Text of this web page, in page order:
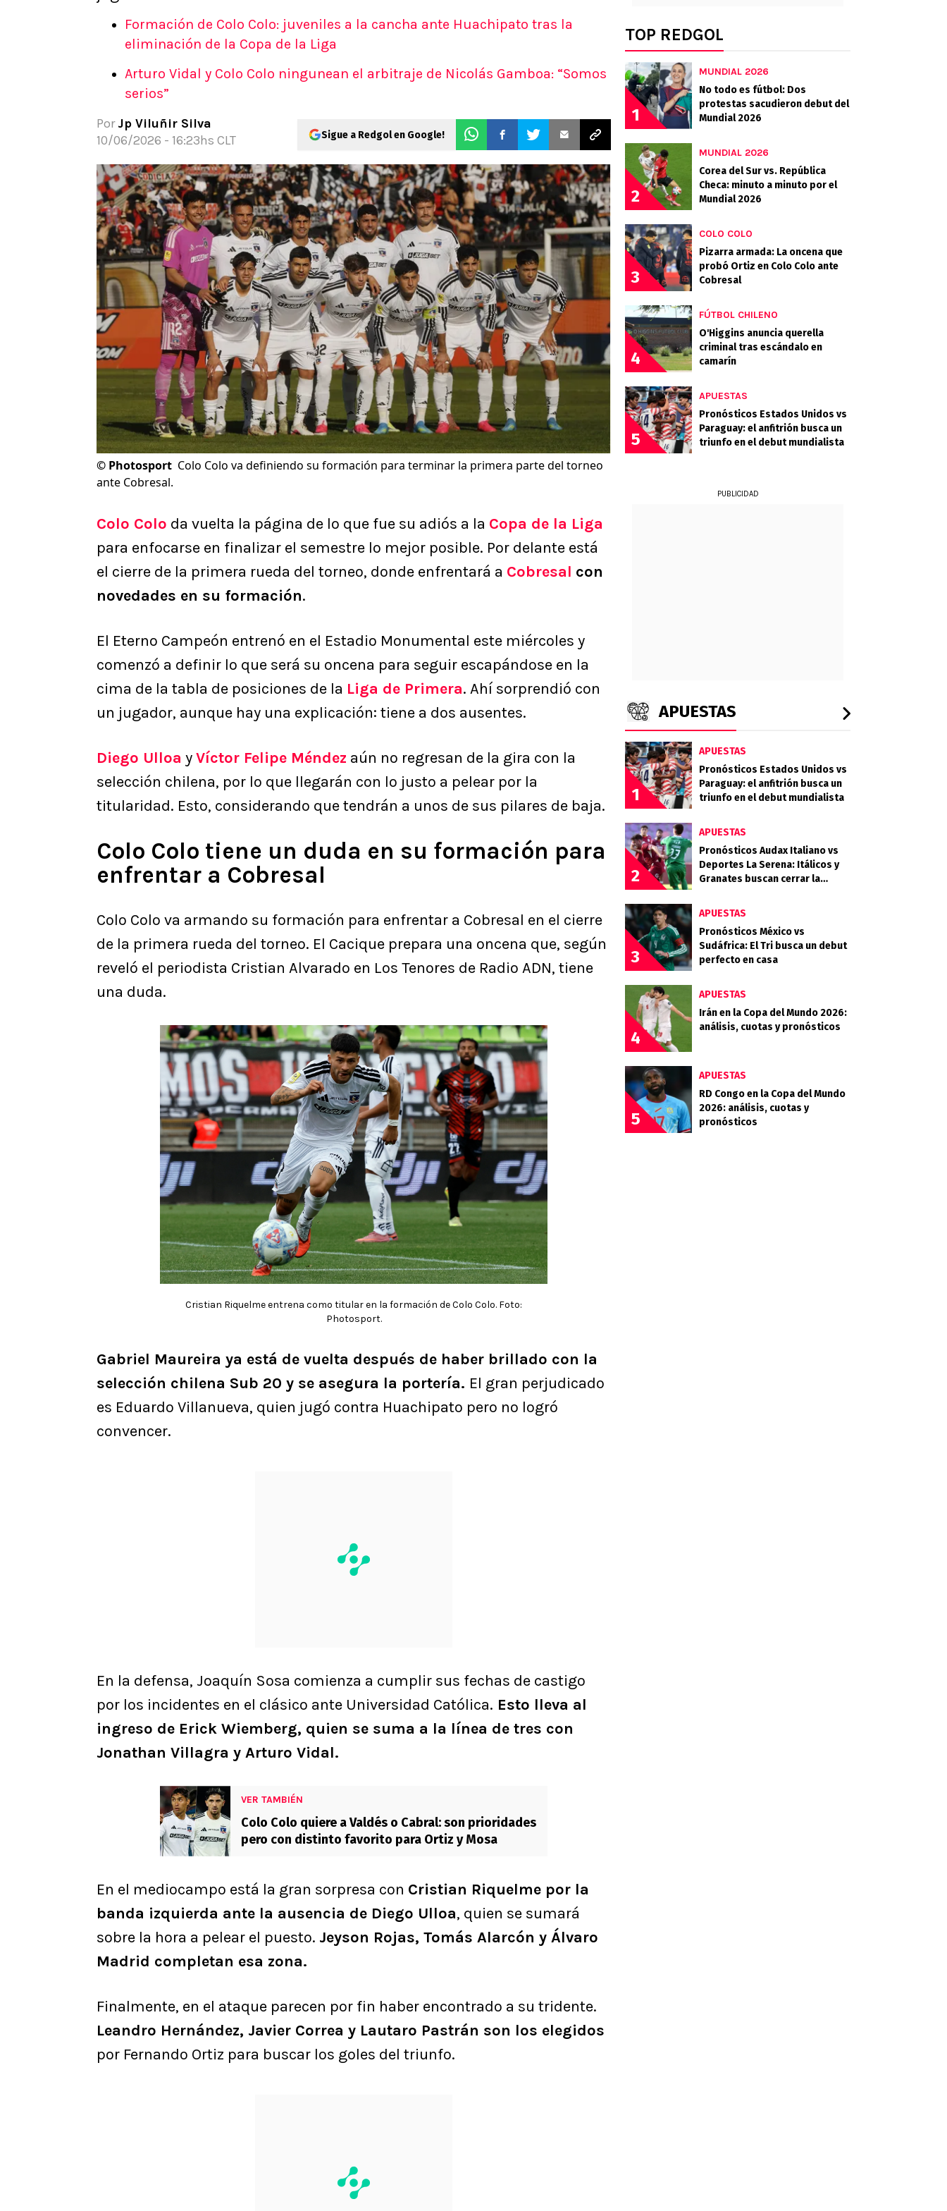
Apuestas Mundial 2026
Formación de Colo Colo: juveniles a la cancha ante Huachipato tras la
eliminación de la Copa de la Liga
Arturo Vidal y Colo Colo ningunean el arbitraje de Nicolás Gamboa: “Somos
serios”
Por Jp Viluñir Silva
10/06/2026 - 16:23hs CLT
Sigue a Redgol en Google!
© Photosport Colo Colo va definiendo su formación para terminar la primera parte del torneo
ante Cobresal.
Colo Colo da vuelta la página de lo que fue su adiós a la Copa de la Liga
para enfocarse en finalizar el semestre lo mejor posible. Por delante está
el cierre de la primera rueda del torneo, donde enfrentará a Cobresal con
novedades en su formación.
El Eterno Campeón entrenó en el Estadio Monumental este miércoles y
comenzó a definir lo que será su oncena para seguir escapándose en la
cima de la tabla de posiciones de la Liga de Primera. Ahí sorprendió con
un jugador, aunque hay una explicación: tiene a dos ausentes.
Diego Ulloa yVíctor Felipe Méndez aún no regresan de la gira con la
selección chilena, por lo que llegarán con lo justo a pelear por la
titularidad. Esto, considerando que tendrán a unos de sus pilares de baja.
Colo Colo tiene un duda en su formación para
enfrentar a Cobresal
Colo Colo va armando su formación para enfrentar a Cobresal en el cierre
de la primera rueda del torneo. El Cacique prepara una oncena que, según
reveló el periodista Cristian Alvarado en Los Tenores de Radio ADN, tiene
una duda.
Cristian Riquelme entrena como titular en la formación de Colo Colo. Foto:
Photosport.
Gabriel Maureira ya está de vuelta después de haber brillado con la
selección chilena Sub 20 y se asegura la portería. El gran perjudicado
es Eduardo Villanueva, quien jugó contra Huachipato pero no logró
convencer.
En la defensa, Joaquín Sosa comienza a cumplir sus fechas de castigo
por los incidentes en el clásico ante Universidad Católica. Esto lleva al
ingreso de Erick Wiemberg, quien se suma a la línea de tres con
Jonathan Villagra y Arturo Vidal.
VER TAMBIÉN
Colo Colo quiere a Valdés o Cabral: son prioridades
pero con distinto favorito para Ortiz y Mosa
En el mediocampo está la gran sorpresa con Cristian Riquelme por la
banda izquierda ante la ausencia de Diego Ulloa, quien se sumará
sobre la hora a pelear el puesto. Jeyson Rojas, Tomás Alarcón y Álvaro
Madrid completan esa zona.
Finalmente, en el ataque parecen por fin haber encontrado a su tridente.
Leandro Hernández, Javier Correa y Lautaro Pastrán son los elegidos
por Fernando Ortiz para buscar los goles del triunfo.
TOP REDGOL
1
MUNDIAL 2026
No todo es fútbol: Dos
protestas sacudieron debut del
Mundial 2026
2
MUNDIAL 2026
Corea del Sur vs. República
Checa: minuto a minuto por el
Mundial 2026
3
COLO COLO
Pizarra armada: La oncena que
probó Ortiz en Colo Colo ante
Cobresal
4
FÚTBOL CHILENO
O'Higgins anuncia querella
criminal tras escándalo en
camarín
5
APUESTAS
Pronósticos Estados Unidos vs
Paraguay: el anfitrión busca un
triunfo en el debut mundialista
PUBLICIDAD
APUESTAS
1
APUESTAS
Pronósticos Estados Unidos vs
Paraguay: el anfitrión busca un
triunfo en el debut mundialista
2
APUESTAS
Pronósticos Audax Italiano vs
Deportes La Serena: Itálicos y
Granates buscan cerrar la
3
APUESTAS
Pronósticos México vs
Sudáfrica: El Tri busca un debut
perfecto en casa
4
APUESTAS
Irán en la Copa del Mundo 2026:
análisis, cuotas y pronósticos
5
APUESTAS
RD Congo en la Copa del Mundo
2026: análisis, cuotas y
pronósticos